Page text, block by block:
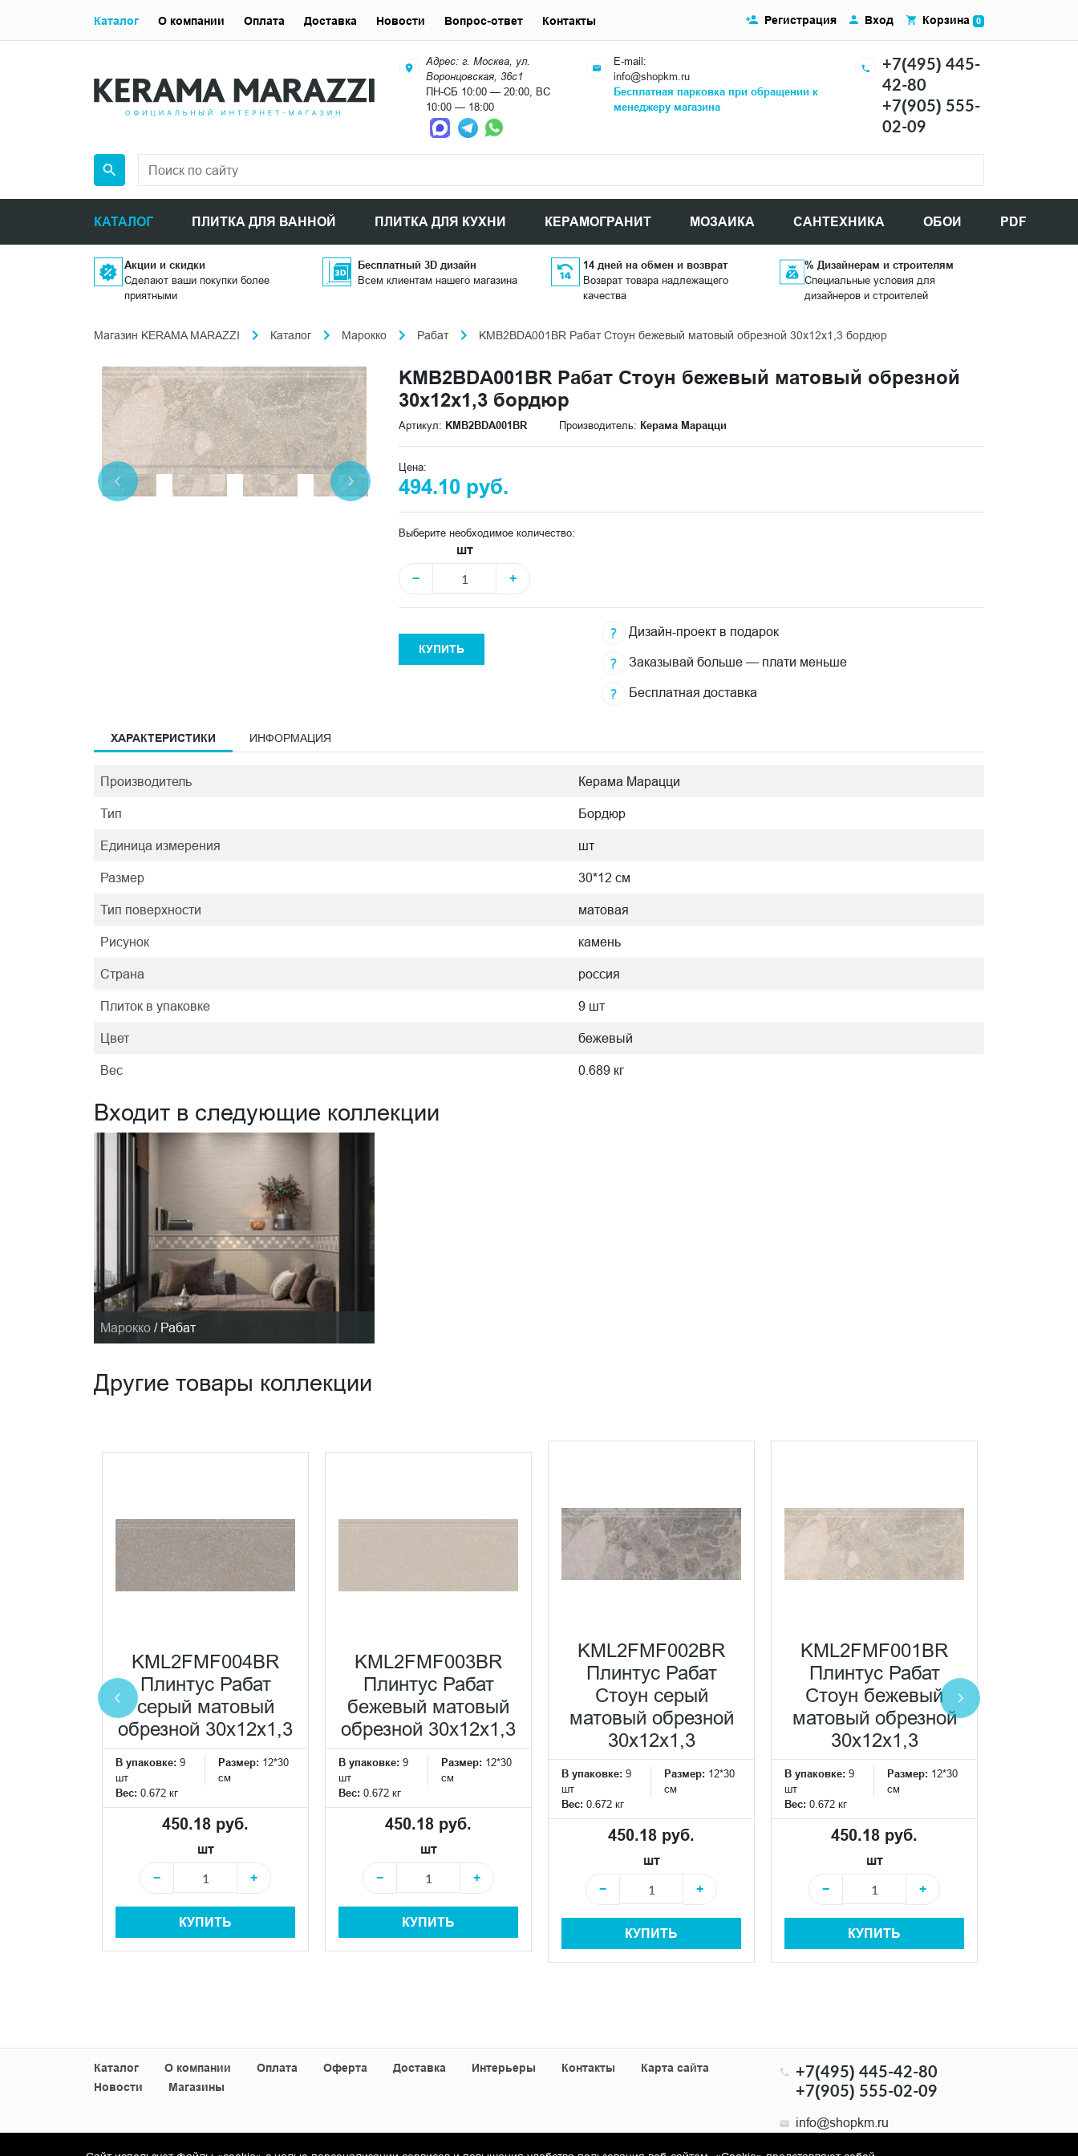
Адрес: г. Москва, ул.
Воронцовская, 36с1
ПН-СБ 10:00 — 20:00, ВС
10:00 — 18:00
E-mail:
info@shopkm.ru
Бесплатная парковка при обращении к
менеджеру магазина
+7(495) 445-
42-80
+7(905) 555-
02-09
КАТАЛОГ ПЛИТКА ДЛЯ ВАННОЙ ПЛИТКА ДЛЯ КУХНИ КЕРАМОГРАНИТ МОЗАИКА САНТЕХНИКА ОБОИ PDF
Регистрация Вход Корзина 0
Каталог О компании Оплата Доставка Новости Вопрос-ответ Контакты
Акции и скидки
Сделают ваши покупки более
приятными
Бесплатный 3D дизайн
Всем клиентам нашего магазина
14 дней на обмен и возврат
Возврат товара надлежащего
качества
% Дизайнерам и строителям
Специальные условия для
дизайнеров и строителей
Магазин KERAMA MARAZZI Каталог Марокко Рабат KMB2BDA001BR Рабат Стоун бежевый матовый обрезной 30x12x1,3 бордюр
KMB2BDA001BR Рабат Стоун бежевый матовый обрезной
30x12x1,3 бордюр
Артикул: KMB2BDA001BR Производитель: Керама Марацци
Цена:
494.10 руб.
Выберите необходимое количество:
шт
−
+
КУПИТЬ
Дизайн-проект в подарок
Заказывай больше — плати меньше
Бесплатная доставка
ХАРАКТЕРИСТИКИ ИНФОРМАЦИЯ
Производитель Керама Марацци
Тип Бордюр
Единица измерения шт
Размер 30*12 см
Тип поверхности матовая
Рисунок камень
Страна россия
Плиток в упаковке 9 шт
Цвет бежевый
Вес 0.689 кг
Входит в следующие коллекции
Марокко / Рабат
Другие товары коллекции
KML2FMF004BR
Плинтус Рабат
серый матовый
обрезной 30x12x1,3
В упаковке: 9
шт
Размер: 12*30
см
Вес: 0.672 кг
450.18 руб.
шт
−
+
КУПИТЬ
KML2FMF003BR
Плинтус Рабат
бежевый матовый
обрезной 30x12x1,3
В упаковке: 9
шт
Размер: 12*30
см
Вес: 0.672 кг
450.18 руб.
шт
−
+
КУПИТЬ
KML2FMF002BR
Плинтус Рабат
Стоун серый
матовый обрезной
30x12x1,3
В упаковке: 9
шт
Размер: 12*30
см
Вес: 0.672 кг
450.18 руб.
шт
−
+
КУПИТЬ
KML2FMF001BR
Плинтус Рабат
Стоун бежевый
матовый обрезной
30x12x1,3
В упаковке: 9
шт
Размер: 12*30
см
Вес: 0.672 кг
450.18 руб.
шт
−
+
КУПИТЬ
Каталог О компании Оплата Оферта Доставка Интерьеры Контакты
Карта сайта
Новости
Магазины
+7(495) 445-42-80
+7(905) 555-02-09
info@shopkm.ru